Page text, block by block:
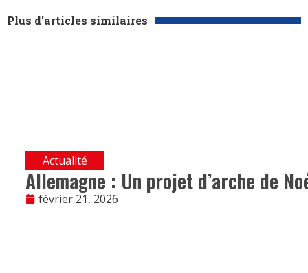
Plus d'articles similaires
Actualité
Allemagne : Un projet d’arche de
février 21, 2026